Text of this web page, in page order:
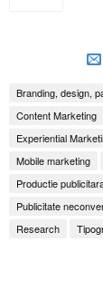
Branding, design,
Content Marketing
Experiential
Mobile marketing
Productie
Publicitate
Research